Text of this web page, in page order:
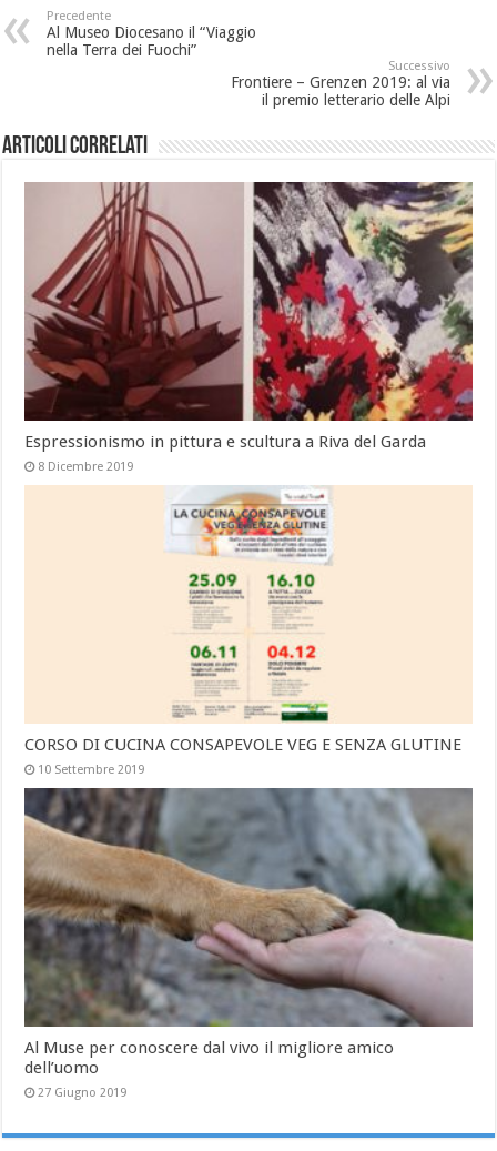
Precedente
Al Museo Diocesano il “Viaggio
nella Terra dei Fuochi”
Successivo
Frontiere – Grenzen 2019: al via
il premio letterario delle Alpi
Articoli correlati
Espressionismo in pittura e scultura a Riva del Garda
8 Dicembre 2019
CORSO DI CUCINA CONSAPEVOLE VEG E SENZA GLUTINE
10 Settembre 2019
Al Muse per conoscere dal vivo il migliore amico
dell’uomo
27 Giugno 2019